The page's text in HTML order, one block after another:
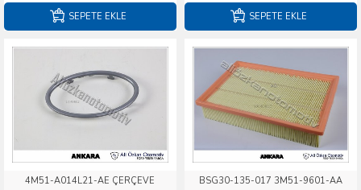
SEPETE EKLE SEPETE EKLE
4M51-A014L21-AE ÇERÇEVE
BSG30-135-017 3M51-9601-AA